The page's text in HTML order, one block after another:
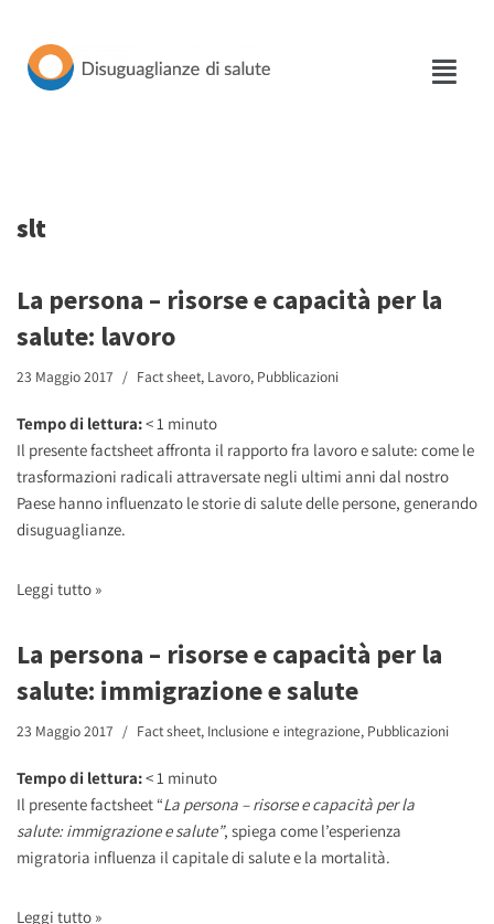
Vai
slt
La persona – risorse e capacità per la
salute: lavoro
23 Maggio 2017 Fact sheet, Lavoro, Pubblicazioni
Tempo di lettura:< 1 minuto
Il presente factsheet affronta il rapporto fra lavoro e salute: come le
trasformazioni radicali attraversate negli ultimi anni dal nostro
Paese hanno influenzato le storie di salute delle persone, generando
disuguaglianze.
Leggi tutto »
La persona – risorse e capacità per la
salute: immigrazione e salute
23 Maggio 2017 Fact sheet, Inclusione e integrazione, Pubblicazioni
Tempo di lettura:< 1 minuto
Il presente factsheet “La persona – risorse e capacità per la
salute: immigrazione e salute”, spiega come l’esperienza
migratoria influenza il capitale di salute e la mortalità.
Leggi tutto »